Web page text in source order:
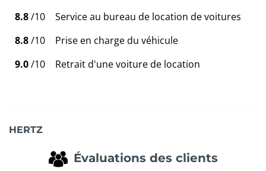
8.8/10
Service au bureau de location de voitures
8.8/10
Prise en charge du véhicule
9.0/10 Retrait d'une voiture de location
HERTZ
Évaluations des clients